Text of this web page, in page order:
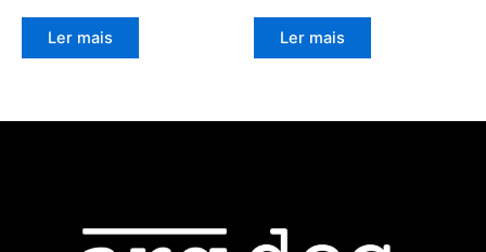
Ler mais Ler mais